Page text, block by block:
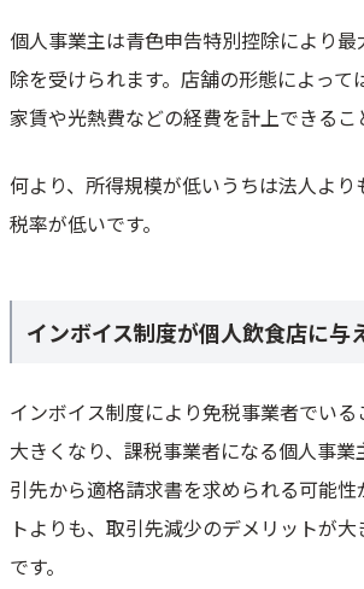
個人事業主は青色申告特別控除により
除を受けられます。店舗の形態によって
家賃や光熱費などの経費を計上できるこ
何より、所得規模が低いうちは法人よ
税率が低いです。
インボイス制度が個人飲食店に与
インボイス制度により免税事業者でい
大きくなり、課税事業者になる個人事
引先から適格請求書を求められる可能
トよりも、取引先減少のデメリットが
です。